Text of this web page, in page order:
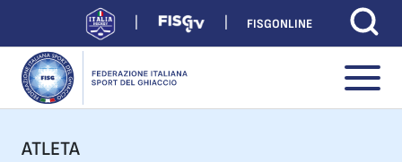
FISGONLINE
ATLETA